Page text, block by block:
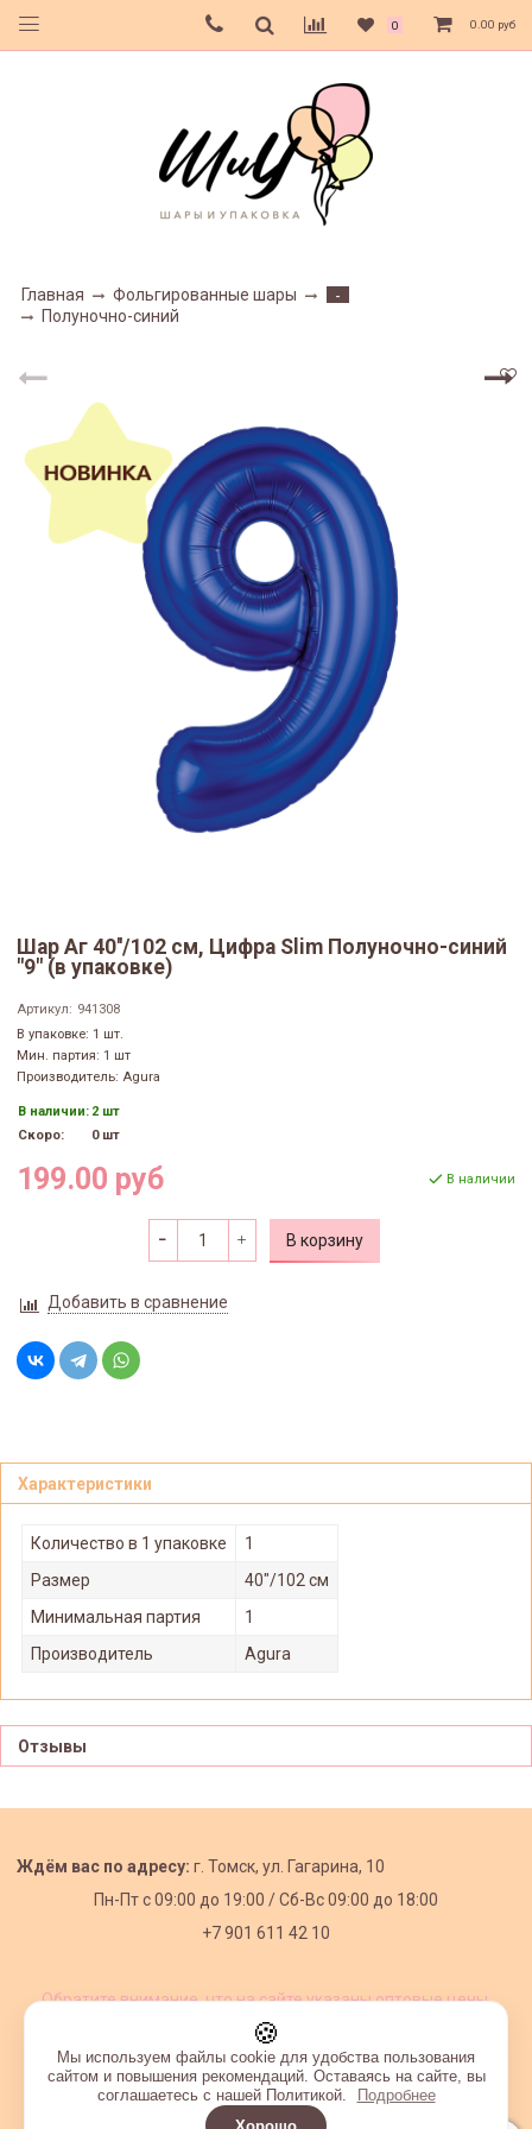
0 0.00 руб
Главная Фольгированные шары
-
Полуночно-синий
Шар Аг 40''/102 см, Цифра Slim Полуночно-синий
"9" (в упаковке)
Артикул: 941308
В упаковке: 1 шт.
Мин. партия: 1 шт
Производитель: Agura
В наличии: 2 шт
Скоро:
0 шт
199.00 руб В наличии
В корзину
Добавить в сравнение
Характеристики
Количество в 1 упаковке
1
Размер
40"/102 см
Минимальная партия
1
Производитель
Agura
Отзывы
Ждём вас по адресу: г. Томск, ул. Гагарина, 10
Пн-Пт с09:00 до 19:00 /Сб-Вс 09:00 до 18:00
+7 901 611 42 10
Обратите внимание, что на сайте указаны оптовые цены,
🍪
Мы используем файлы cookie для удобства пользования
сайтом и повышения рекомендаций. Оставаясь на сайте, вы
соглашаетесь с нашей Политикой.
Подробнее